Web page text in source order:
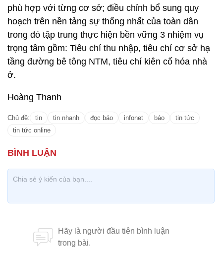
phù hợp với từng cơ sở; điều chỉnh bổ sung quy
hoạch trên nền tảng sự thống nhất của toàn dân
trong đó tập trung thực hiện bền vững 3 nhiệm vụ
trọng tâm gồm: Tiêu chí thu nhập, tiêu chí cơ sở hạ
tầng đường bê tông NTM, tiêu chí kiên cố hóa nhà
ở.
Hoàng Thanh
Chủ đề: tin tin nhanh đọc báo infonet báo
tin tức
tin tức online